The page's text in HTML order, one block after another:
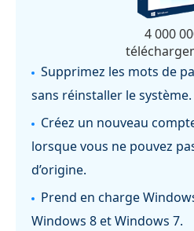
4 000
Supprimez les mots de
sans réinstaller le système.
Créez un nouveau
lorsque vous ne pouvez
d’origine.
Prend en charge
Windows 8 et Windows 7.